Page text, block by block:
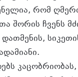
რომ
შორის ჩვენს
დათმენის,